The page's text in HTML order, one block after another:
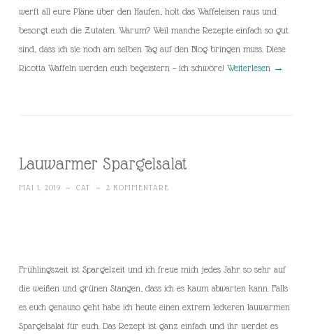
werft all eure Pläne über den Haufen, holt das Waffeleisen raus und
besorgt euch die Zutaten. Warum? Weil manche Rezepte einfach so gut
sind, dass ich sie noch am selben Tag auf den Blog bringen muss. Diese
Ricotta Waffeln werden euch begeistern – ich schwöre! Weiterlesen →
Lauwarmer Spargelsalat
MAI 1, 2019 ~ CAT ~ 2 KOMMENTARE
Frühlingszeit ist Spargelzeit und ich freue mich jedes Jahr so sehr auf
die weißen und grünen Stangen, dass ich es kaum abwarten kann. Falls
es euch genauso geht habe ich heute einen extrem leckeren lauwarmen
Spargelsalat für euch. Das Rezept ist ganz einfach und ihr werdet es